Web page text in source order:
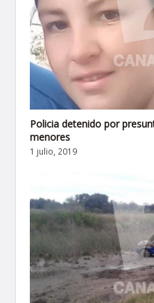
Policia detenido por
menores
1 julio, 2019